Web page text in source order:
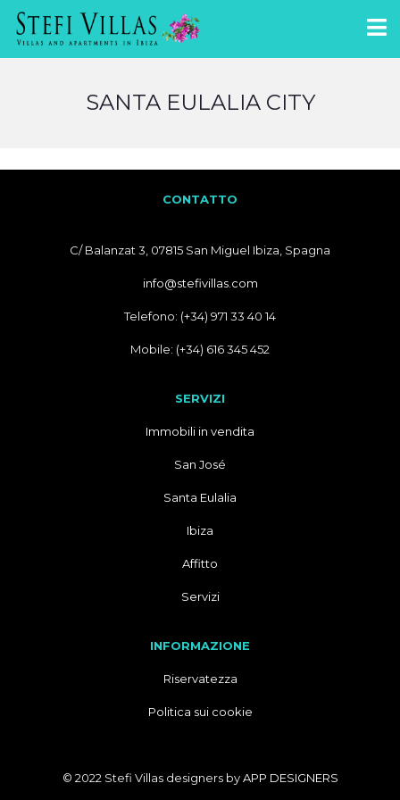
SANTA EULALIA CITY
CONTATTO
C/ Balanzat 3, 07815 San Miguel Ibiza, Spagna
info@stefivillas.com
Telefono: (+34) 971 33 40 14
Mobile: (+34) 616 345 452
SERVIZI
Immobili in vendita
San José
Santa Eulalia
Ibiza
Affitto
Servizi
INFORMAZIONE
Riservatezza
Politica sui cookie
© 2022 Stefi Villas designers byAPP DESIGNERS